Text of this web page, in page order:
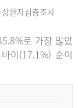
환자심층조사
로 가장 많았
이(17.1%) 순이